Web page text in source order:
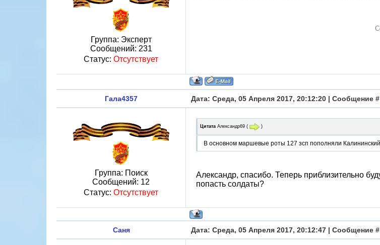
Группа: Эксперт
Сообщений: 231
Статус: Отсутствует
Гала4357 Дата: Среда, 05 Апреля 2017, 20:12:20 | Сообщение #
Группа: Поиск
Сообщений: 12
Статус: Отсутствует
Цитата Александр69 ( )
В основном маршевые роты 127 зсп пополняли
Александр, спасибо. Теперь приблизительно
попасть солдаты?
Саня Дата: Среда, 05 Апреля 2017, 20:12:47 | Сообщение #